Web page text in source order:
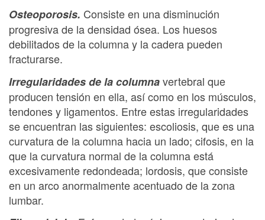
Osteoporosis. Consiste en una disminución
progresiva de la densidad ósea. Los huesos
debilitados de la columna y la cadera pueden
fracturarse.
Irregularidades de la columnavertebral que
producen tensión en ella, así como en los músculos,
tendones y ligamentos. Entre estas irregularidades
se encuentran las siguientes: escoliosis, que es una
curvatura de la columna hacia un lado; cifosis, en la
que la curvatura normal de la columna está
excesivamente redondeada; lordosis, que consiste
en un arco anormalmente acentuado de la zona
lumbar.